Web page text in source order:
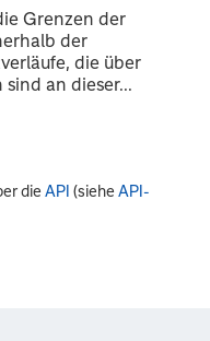
Grenzen der
der
die über
an dieser...
dieAPI (sieheAPI-